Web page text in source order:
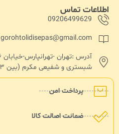
پرداخت امن
ضمانت اصالت کالا
اطلاعات تماس
09206499629
gorohtolidisepas@gmail.com
شبستری و شفیعی مکرم (بین ۱۳۳ و۱۳۵)پلاک ۱۸۲